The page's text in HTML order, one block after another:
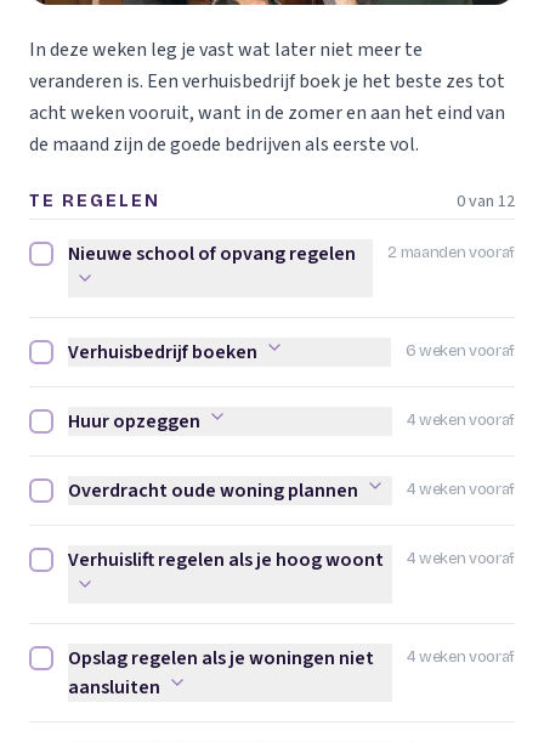
In deze weken leg je vast wat later niet meer te
veranderen is. Een verhuisbedrijf boek je het beste zes tot
acht weken vooruit, want in de zomer en aan het eind van
de maand zijn de goede bedrijven als eerste vol.
TE REGELEN 0 van 12
2 maanden vooraf
Nieuwe school of opvang regelen afvinken
Nieuwe school of opvang regelen
6 weken vooraf
Verhuisbedrijf boeken afvinken
Verhuisbedrijf boeken
4 weken vooraf
Huur opzeggen afvinken
Huur opzeggen
4 weken vooraf
Overdracht oude woning plannen afvinken
Overdracht oude woning plannen
4 weken vooraf
Verhuislift regelen als je hoog woont afvinken
Verhuislift regelen als je hoog woont
4 weken vooraf
Opslag regelen als je woningen niet aansluiten afvinken
Opslag regelen als je woningen niet
aansluiten